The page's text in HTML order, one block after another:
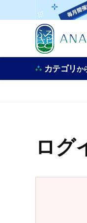
カテゴリか
ログ